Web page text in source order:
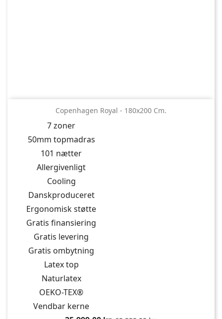
Copenhagen Royal - 180x200 Cm.
7 zoner
50mm topmadras
101 nætter
Allergivenligt
Cooling
Danskproduceret
Ergonomisk støtte
Gratis finansiering
Gratis levering
Gratis ombytning
Latex top
Naturlatex
OEKO-TEX®
Vendbar kerne